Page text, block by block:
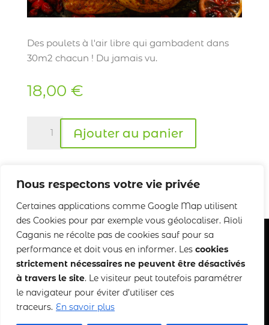
Nous respectons votre vie privée
Certaines applications comme Google Map utilisent
des Cookies pour par exemple vous géolocaliser. Aïoli
Caganis ne récolte pas de cookies sauf pour sa
performance et doit vous en informer. Les cookies
strictement nécessaires ne peuvent être désactivés
à travers le site. Le visiteur peut toutefois paramétrer
le navigateur pour éviter d’utiliser ces
traceurs. En savoir plus
Des poulets à l'air libre qui gambadent dans
30m2 chacun ! Du jamais vu.
18,00 €
quantité
fermier
Ajouter au panier
Copyright 2022-2025 Aïoli Caganis